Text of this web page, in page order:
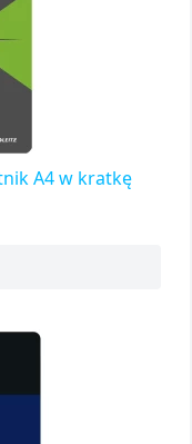
A4 w kratkę